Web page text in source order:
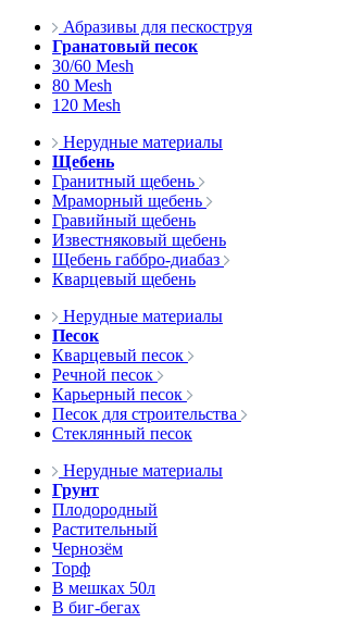
Абразивы для пескоструя
Гранатовый песок
30/60 Mesh
80 Mesh
120 Mesh
Нерудные материалы
Щебень
Гранитный щебень
Мраморный щебень
Гравийный щебень
Известняковый щебень
Щебень габбро-диабаз
Кварцевый щебень
Нерудные материалы
Песок
Кварцевый песок
Речной песок
Карьерный песок
Песок для строительства
Стеклянный песок
Нерудные материалы
Грунт
Плодородный
Растительный
Чернозём
Торф
В мешках 50л
В биг-бегах